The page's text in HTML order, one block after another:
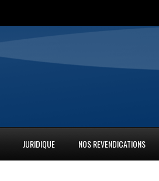
JURIDIQUE NOS REVENDICATIONS